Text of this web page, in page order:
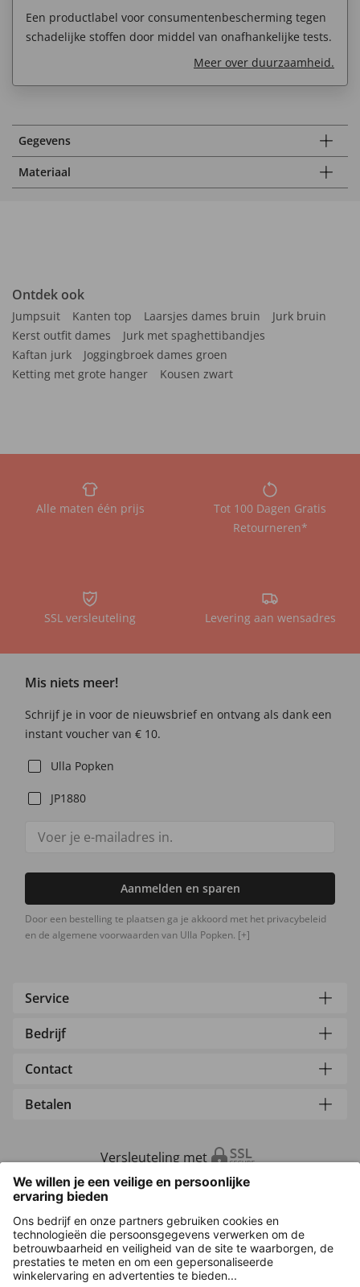
Een productlabel voor consumentenbescherming tegen
schadelijke stoffen door middel van onafhankelijke tests.
Meer over duurzaamheid.
Gegevens
Materiaal
Ontdek ook
Jumpsuit Kanten top Laarsjes dames bruin
Jurk bruin
Kerst outfit dames
Jurk met spaghettibandjes
Kaftan jurk
Joggingbroek dames groen
Ketting met grote hanger
Kousen zwart
Alle maten één prijs
Tot 100 Dagen Gratis
Retourneren*
SSL versleuteling Levering aan wensadres
Mis niets meer!
Schrijf je in voor de nieuwsbrief en ontvang als dank een
instant voucher van € 10.
Ulla Popken
JP1880
Aanmelden en sparen
Door een bestelling te plaatsen ga je akkoord met het privacybeleid
en de algemene voorwaarden van Ulla Popken. [+]
Service
Bedrijf
Contact
Betalen
Versleuteling met
Overige webwinkels
Nederland